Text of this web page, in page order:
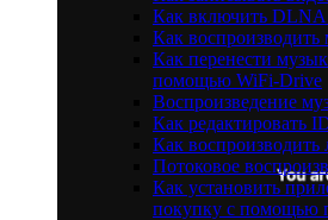
Как включить DLNA
Как
Как перенести
помощью WiFi-Drive
Воспроизведение
Как редактировать
Как
Потоковое
Как установить
покупку с помощью